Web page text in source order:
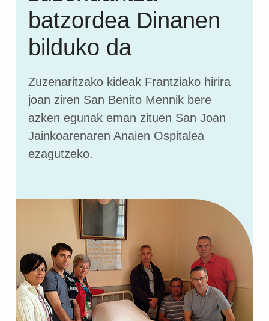
batzordea Dinanen
bilduko da
Zuzenaritzako kideak Frantziako hirira
joan ziren San Benito Mennik bere
azken egunak eman zituen San Joan
Jainkoarenaren Anaien Ospitalea
ezagutzeko.